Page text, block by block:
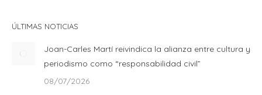
ÚLTIMAS NOTICIAS
Joan-Carles Martí reivindica la alianza entre cultura y
periodismo como “responsabilidad civil”
08/07/2026